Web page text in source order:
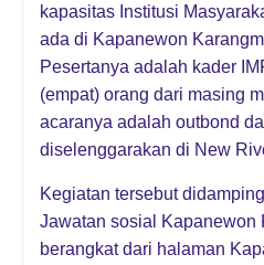
kapasitas Institusi
ada di Kapanewon
Pesertanya adalah kader
(empat) orang dari masing
acaranya adalah outbond
diselenggarakan di New
Kegiatan tersebut
Jawatan sosial Kapanewon
berangkat dari halaman